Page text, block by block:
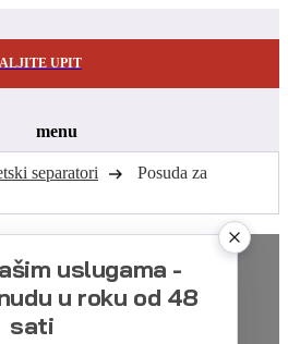
UPIT
menu
separatori
Posuda za
uslugama -
u roku od 48
sati